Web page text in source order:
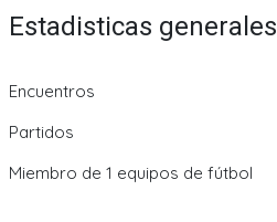
Estadisticas generales
Encuentros
Partidos
Miembro de 1 equipos de fútbol